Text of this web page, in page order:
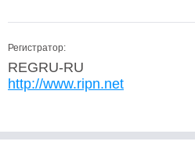
Регистратор:
REGRU-RU
http://www.ripn.net